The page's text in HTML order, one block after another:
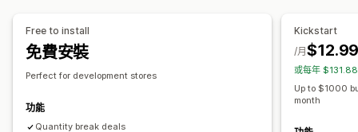
固定定價 分層定價
固定折扣
百分比折扣
購物車折扣
動態定價
Free to install
免費安裝
Perfect for development stores
功能
Quantity break deals
Kickstart
/月
或每年
Up to $1000
month